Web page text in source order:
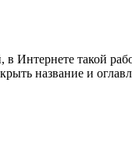
в Интернете такой
название и